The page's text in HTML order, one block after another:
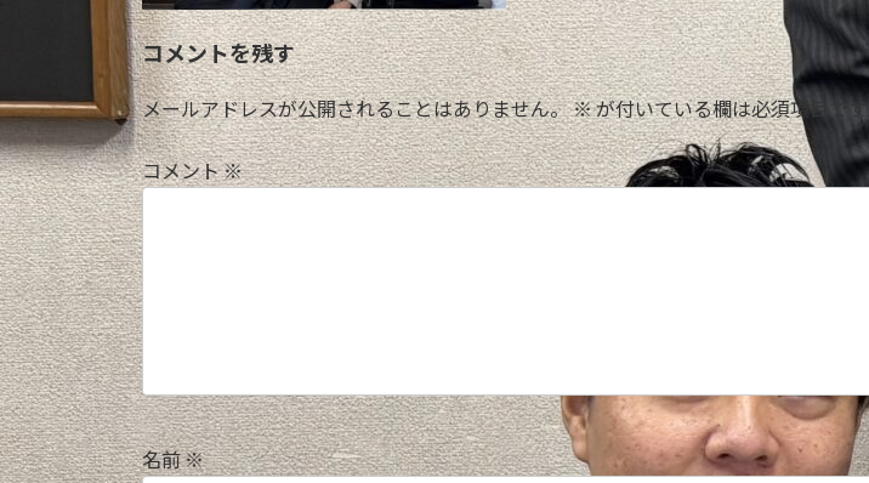
コメントを残す
メールアドレスが公開されることはありません。※が付いている欄は必須項目です
コメント※
名前※